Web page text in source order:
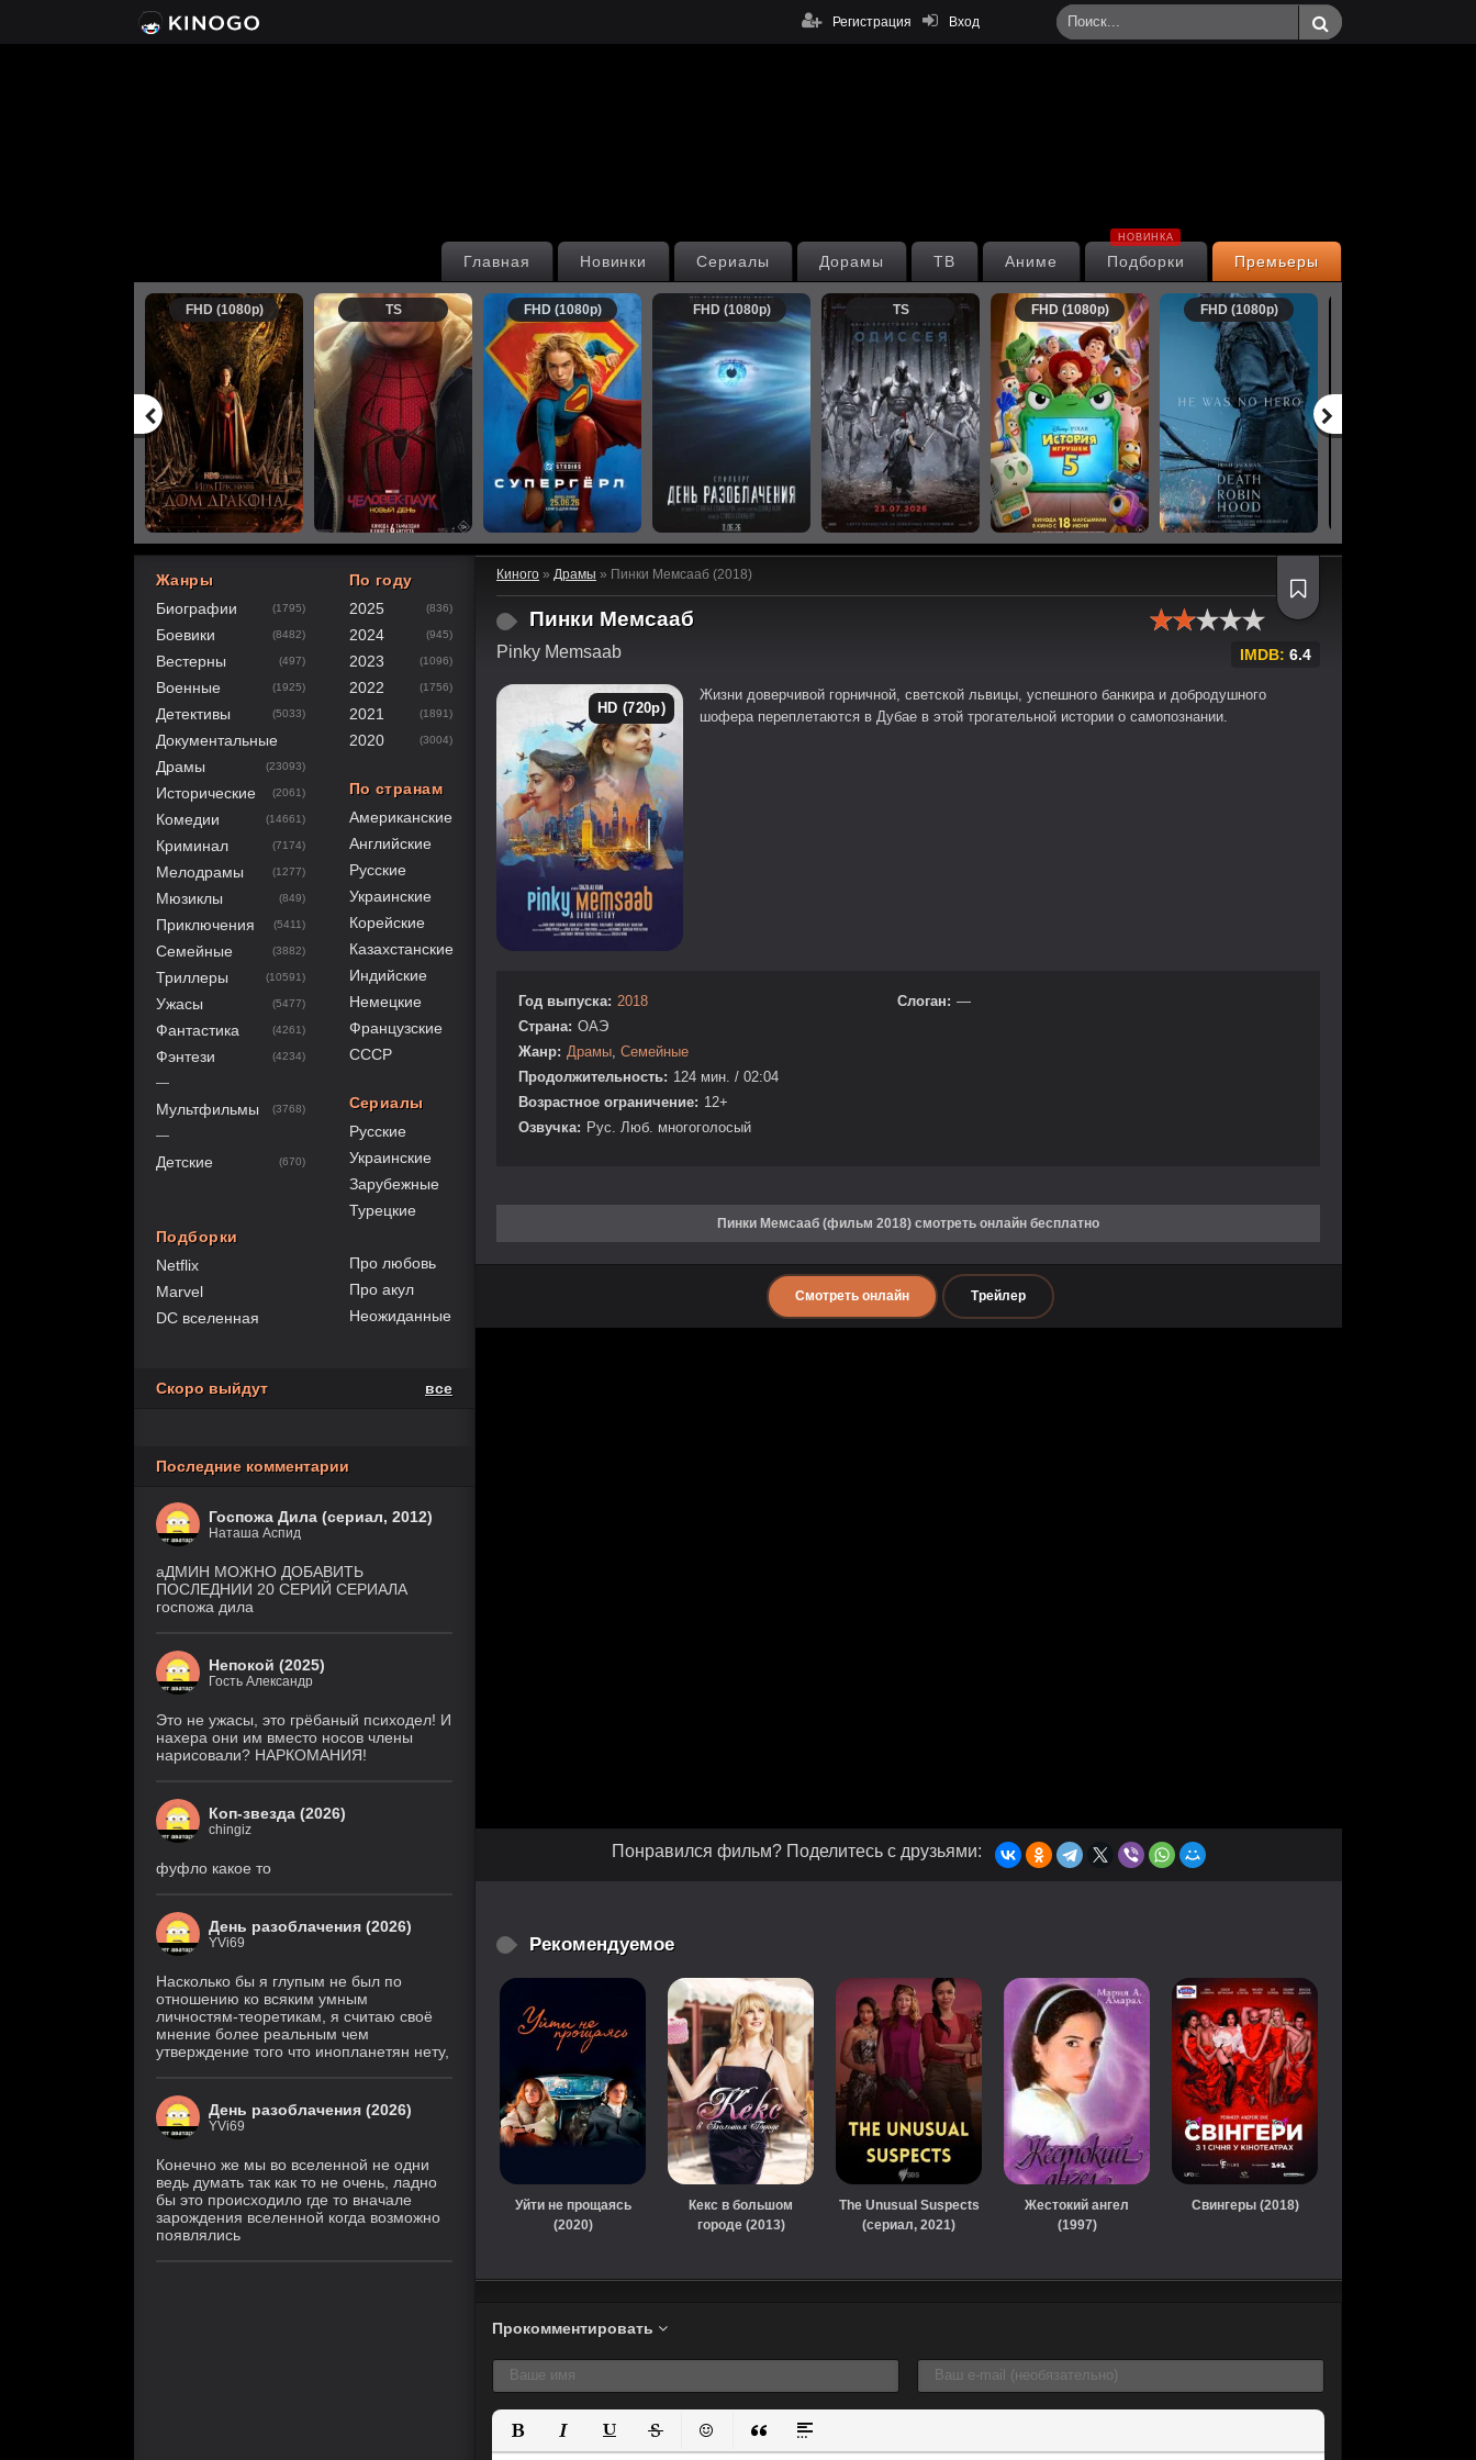
Вход
Регистрация
Премьеры
Подборки
НОВИНКА
Аниме
ТВ
Дорамы
Сериалы
Новинки
Главная
FHD (1080p) TS FHD (1080p) FHD (1080p) TS FHD (1080p) FHD (1080p)
Киного » Драмы » Пинки Мемсааб (2018)
Пинки Мемсааб
Pinky Memsaab
40
1 2 3 4
IMDB: 6.4
HD (720p)
Жизни доверчивой горничной, светской львицы, успешного банкира и добродушного
шофера переплетаются в Дубае в этой трогательной истории о самопознании.
Год выпуска: 2018
Страна: ОАЭ
Жанр: Драмы Семейные
Продолжительность: 124 мин. / 02:04
Возрастное ограничение: 12+
Озвучка: Рус. Люб. многоголосый
Слоган: —
Пинки Мемсааб (фильм 2018) смотреть онлайн бесплатно
Смотреть онлайн Трейлер
Понравился фильм? Поделитесь с друзьями:
Рекомендуемое
Уйти не прощаясь
(2020)
Кекс в большом
городе (2013)
The Unusual Suspects
(сериал, 2021)
Жестокий ангел
(1997)
Свингеры (2018)
Прокомментировать
Жанры
Биографии
(1795)
Боевики (8482)
Вестерны (497)
Военные (1925)
Детективы (5033)
Документальные
Драмы
(23093)
Исторические (2061)
Комедии (14661)
Криминал (7174)
Мелодрамы (1277)
Мюзиклы (849)
Приключения (5411)
Семейные (3882)
Триллеры (10591)
Ужасы (5477)
Фантастика (4261)
Фэнтези (4234)
—
Мультфильмы (3768)
—
Детские (670)
Подборки
Netflix
Marvel
DC вселенная
По году
2025
(836)
2024 (945)
2023 (1096)
2022 (1756)
2021 (1891)
2020 (3004)
По странам
Американские
Английские
Русские
Украинские
Корейские
Казахстанские
Индийские
Немецкие
Французские
СССР
Сериалы
Русские
Украинские
Зарубежные
Турецкие
Про любовь
Про акул
Неожиданные
Скоро выйдут все
Последние комментарии
Госпожа Дила (сериал, 2012)
Наташа Аспид
аДМИН МОЖНО ДОБАВИТЬ
ПОСЛЕДНИИ 20 СЕРИЙ СЕРИАЛА
госпожа дила
Непокой (2025)
Гость Александр
Это не ужасы, это грёбаный психодел! И
нахера они им вместо носов члены
нарисовали? НАРКОМАНИЯ!
Коп-звезда (2026)
chingiz
фуфло какое то
День разоблачения (2026)
YVi69
Насколько бы я глупым не был по
отношению ко всяким умным
личностям-теоретикам, я считаю своё
мнение более реальным чем
утверждение того что инопланетян нету,
День разоблачения (2026)
YVi69
Конечно же мы во вселенной не одни
ведь думать так как то не очень, ладно
бы это происходило где то вначале
зарождения вселенной когда возможно
появлялись